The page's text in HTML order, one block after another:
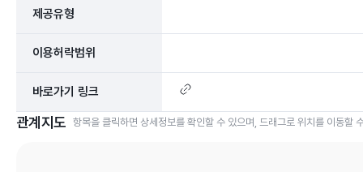
제공유형
이용허락범위
바로가기 링크
관계지도 항목을 클릭하면 상세정보를 확인할 수 있으며, 드래그로 위치를 이동할